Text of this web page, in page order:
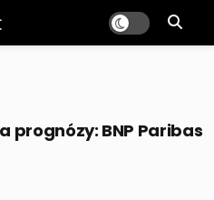
prognózy: BNP Paribas